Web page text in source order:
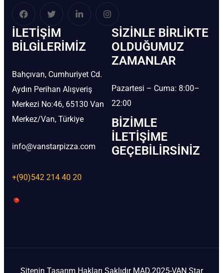
İLETIŞIM
BİLGILERIMIZ
Bahçıvan, Cumhuriyet Cd.
Aydın Perihan Alışveriş
Merkezi No:46, 65130 Van
Merkez/Van, Türkiye
info@vanstarpizza.com
+(90)542 214 40 20
SIZINLE BIRLIKTE
OLDUĞUMUZ
ZAMANLAR
Pazartesi – Cuma: 8:00–
22:00
BIZIMLE
İLETIŞIME
GEÇEBILIRSINIZ
Sitenin Tasarım Hakları Saklıdır MAD.2025-VAN Star